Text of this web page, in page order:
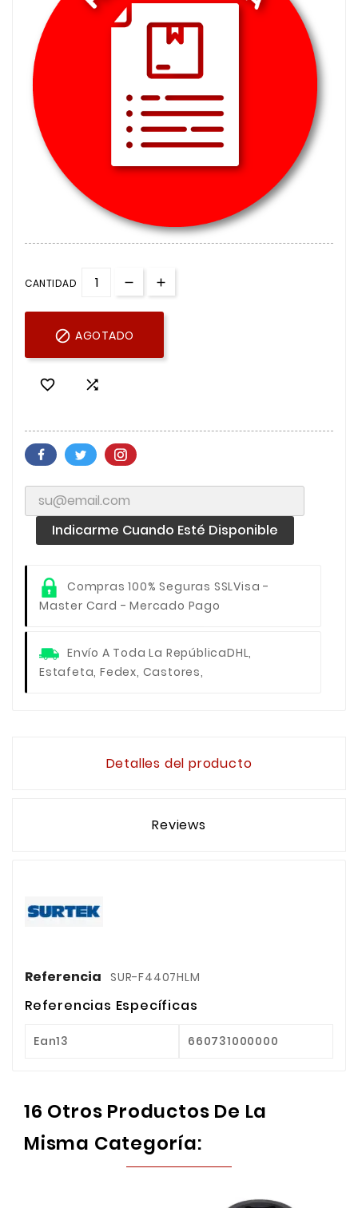
CANTIDAD
 AGOTADO
 
Indicarme Cuando Esté Disponible
Compras 100% Seguras SSLVisa -
Master Card - Mercado Pago
Envío A Toda La RepúblicaDHL,
Estafeta, Fedex, Castores,
Detalles del producto
Reviews
Referencia SUR-F4407HLM
Referencias Específicas
Ean13 660731000000
16 Otros Productos De La
Misma Categoría: